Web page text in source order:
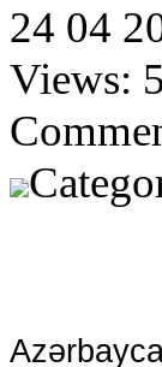
24 04
Views: